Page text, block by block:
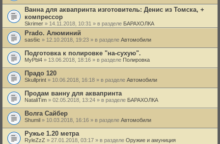
Ванна для аквапринта изготовитель: Денис из Томска, +
компрессор
Skrimer » 14.11.2018, 10:31 » в разделе БАРАХОЛКА
Prado. Алюминий
sas6ic » 12.10.2018, 19:23 » в разделе Автомобили
Подготовка к полировке "на-сухую".
MyPbl4 » 13.06.2018, 18:16 » в разделе Полировка
Прадо 120
Skullprint » 10.06.2018, 16:18 » в разделе Автомобили
Продам ванну для аквапринта
NataliTim » 02.05.2018, 13:24 » в разделе БАРАХОЛКА
Волга Сайбер
Shumil » 10.03.2018, 16:16 » в разделе Автомобили
Ружье 1.20 метра
RyleZzZ » 27.01.2018, 03:17 » в разделе Оружие и амуниция